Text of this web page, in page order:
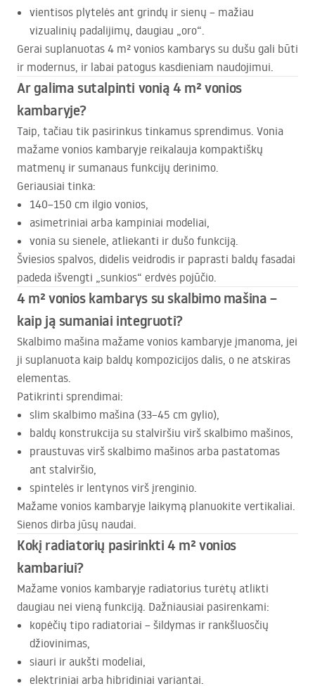
vientisos plytelės ant grindų ir sienų – mažiau
vizualinių padalijimų, daugiau „oro“.
Gerai suplanuotas 4 m² vonios kambarys su dušu gali būti
ir modernus, ir labai patogus kasdieniam naudojimui.
Ar galima sutalpinti vonią 4 m² vonios
kambaryje?
Taip, tačiau tik pasirinkus tinkamus sprendimus. Vonia
mažame vonios kambaryje reikalauja kompaktiškų
matmenų ir sumanaus funkcijų derinimo.
Geriausiai tinka:
140–150 cm ilgio vonios,
asimetriniai arba kampiniai modeliai,
vonia su sienele, atliekanti ir dušo funkciją.
Šviesios spalvos, didelis veidrodis ir paprasti baldų fasadai
padeda išvengti „sunkios“ erdvės pojūčio.
4 m² vonios kambarys su skalbimo mašina –
kaip ją sumaniai integruoti?
Skalbimo mašina mažame vonios kambaryje įmanoma, jei
ji suplanuota kaip baldų kompozicijos dalis, o ne atskiras
elementas.
Patikrinti sprendimai:
slim skalbimo mašina (33–45 cm gylio),
baldų konstrukcija su stalviršiu virš skalbimo mašinos,
praustuvas virš skalbimo mašinos arba pastatomas
ant stalviršio,
spintelės ir lentynos virš įrenginio.
Mažame vonios kambaryje laikymą planuokite vertikaliai.
Sienos dirba jūsų naudai.
Kokį radiatorių pasirinkti 4 m² vonios
kambariui?
Mažame vonios kambaryje radiatorius turėtų atlikti
daugiau nei vieną funkciją. Dažniausiai pasirenkami:
kopėčių tipo radiatoriai – šildymas ir rankšluosčių
džiovinimas,
siauri ir aukšti modeliai,
elektriniai arba hibridiniai variantai.